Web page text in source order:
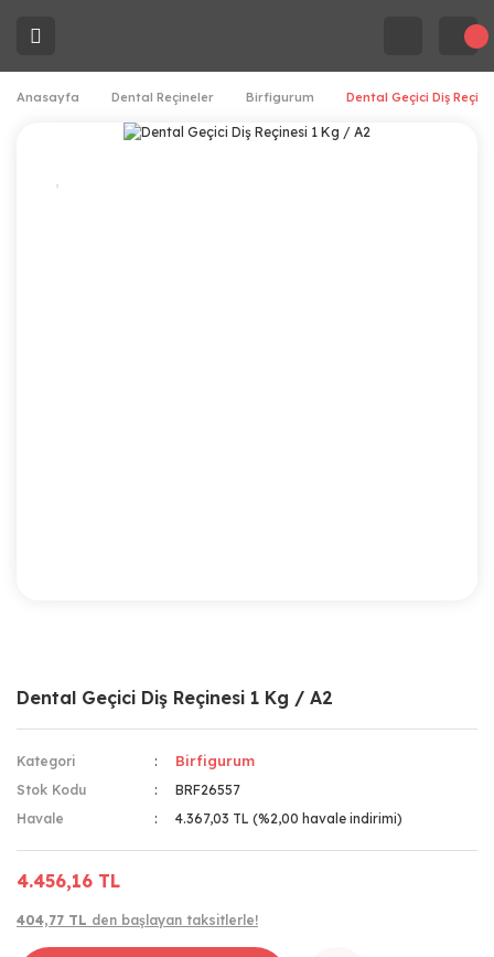
Anasayfa Dental Reçineler Birfigurum Dental Geçici Diş
Dental Geçici Diş Reçinesi 1 Kg / A2
Kategori Birfigurum
Stok Kodu
BRF26557
Havale
4.367,03 TL (%2,00 havale indirimi)
4.456,16 TL
404,77 TL den başlayan taksitlerle!